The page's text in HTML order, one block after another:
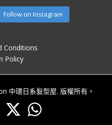
Follow on Instagram
Conditions
Policy
中環日系髮型屋. 版權所有。